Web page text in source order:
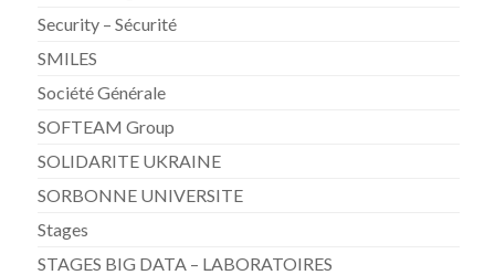
Security – Sécurité
SMILES
Société Générale
SOFTEAM Group
SOLIDARITE UKRAINE
SORBONNE UNIVERSITE
Stages
STAGES BIG DATA – LABORATOIRES